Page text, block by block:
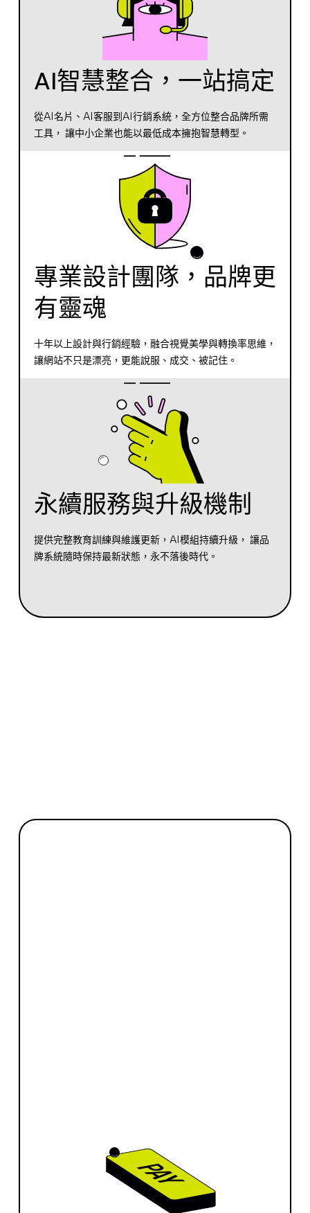
AI智慧整合，一站搞定
從AI名片、AI客服到AI行銷系統，全方位整合品牌所需
工具， 讓中小企業也能以最低成本擁抱智慧轉型。
專業設計團隊，品牌更
有靈魂
十年以上設計與行銷經驗，融合視覺美學與轉換率思維，
讓網站不只是漂亮，更能說服、成交、被記住。
永續服務與升級機制
提供完整教育訓練與維護更新，AI模組持續升級， 讓品
牌系統隨時保持最新狀態，永不落後時代。